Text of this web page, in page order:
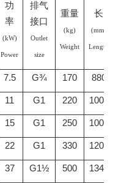
功
率
(kW)
Power
排气
接口
Outlet
size
重量
(kg)
Weight
长
(mm)
Length
7.5 G¾ 170 880
11 G1 220 1000
15 G1 250 1000
22 G1 330 1200
37 G1½ 500 1340